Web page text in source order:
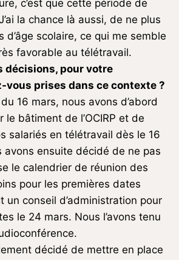
c’est que cette période de
la chance là aussi, de ne plus
d’âge scolaire, ce qui me semble
favorable au télétravail.
décisions, pour votre
vous prises dans ce contexte ?
16 mars, nous avons d’abord
bâtiment de l’OCIRP et de
salariés en télétravail dès le 16
avons ensuite décidé de ne pas
le calendrier de réunion des
pour les premières dates
un conseil d’administration pour
le 24 mars. Nous l’avons tenu
décidé de mettre en place